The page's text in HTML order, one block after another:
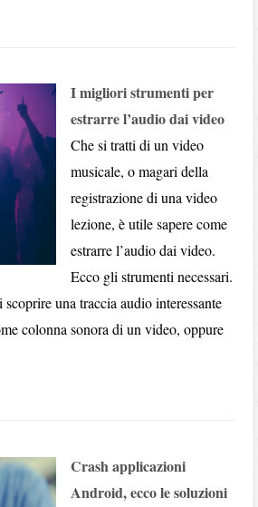
I migliori strumenti per
estrarre l’audio dai video
Che si tratti di un video
musicale, o magari della
registrazione di una video
lezione, è utile sapere come
estrarre l’audio dai video.
Ecco gli strumenti necessari.
una traccia audio interessante
colonna sonora di un video, oppure
Crash applicazioni
Android, ecco le soluzioni